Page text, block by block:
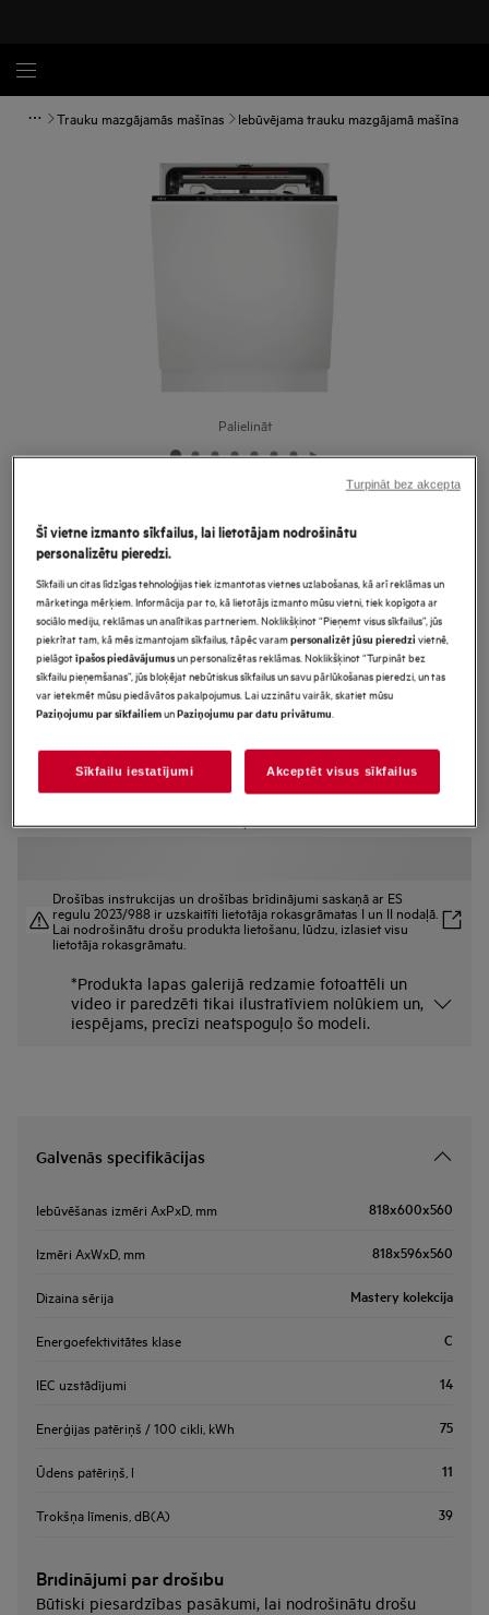
Trauku mazgājamās mašīnas Iebūvējama trauku mazgājamā mašīna
Palielināt
ComfortLift AirDry Tehnoloģija
Trauku mazgājamā mašīna
pilnizmēra (60cm)
Ražojuma informācijas lapa
Priekšrocības
Tehnoloģija ComfortLift® paceļ trauku mazgājamās mašīnas apakšējo
Trauku mazgājamā mašīna, kas aprīkota ar īpašu apakšēja groza pacelšanas
mehānismu
Comfortrails ļauj trauku mazgājamās mašīnas groziem slīdēt bez
aizķeršanās
Drošības instrukcijas un drošības brīdinājumi saskaņā ar ES
regulu 2023/988 ir uzskaitīti lietotāja rokasgrāmatas I un II nodaļā.
Lai nodrošinātu drošu produkta lietošanu, lūdzu, izlasiet visu
lietotāja rokasgrāmatu.
*Produkta lapas galerijā redzamie fotoattēli un
video ir paredzēti tikai ilustratīviem nolūkiem un,
iespējams, precīzi neatspoguļo šo modeli.
Galvenās specifikācijas
Iebūvēšanas izmēri AxPxD, mm 818x600x560
Izmēri AxWxD, mm 818x596x560
Dizaina sērija Mastery kolekcija
Energoefektivitātes klase C
IEC uzstādījumi 14
Enerģijas patēriņš / 100 cikli, kWh 75
Ūdens patēriņš, l 11
Trokšņa līmenis, dB(A) 39
Brīdinājumi par drošību
Būtiski piesardzības pasākumi, lai nodrošinātu drošu
Šī vietne izmanto sīkfailus, lai lietotājam nodrošinātu
personalizētu pieredzi.
Sīkfaili un citas līdzīgas tehnoloģijas tiek izmantotas vietnes uzlabošanas, kā arī reklāmas un
mārketinga mērķiem. Informācija par to, kā lietotājs izmanto mūsu vietni, tiek kopīgota ar
sociālo mediju, reklāmas un analītikas partneriem. Noklikšķinot “Pieņemt visus sīkfailus”, jūs
piekrītat tam, kā mēs izmantojam sīkfailus, tāpēc varampersonalizēt jūsu pieredzivietnē,
pielāgotīpašos piedāvājumusun personalizētas reklāmas. Noklikšķinot “Turpināt bez
sīkfailu pieņemšanas”, jūs bloķējat nebūtiskus sīkfailus un savu pārlūkošanas pieredzi, un tas
var ietekmēt mūsu piedāvātos pakalpojumus. Lai uzzinātu vairāk, skatiet mūsu
Paziņojumu par sīkfailiemunPaziņojumu par datu privātumu.
Sīkfailu iestatījumi Akceptēt visus sīkfailus
Turpināt bez akcepta